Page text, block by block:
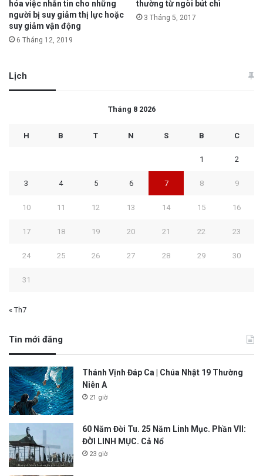
hóa việc nhắn tin cho những
người bị suy giảm thị lực hoặc
suy giảm vận động
6 Tháng 12, 2019
thường từ ngòi bút chì
3 Tháng 5, 2017
Lịch
Tháng 8 2026
H B T N S B C
1 2
3 4 5 6 7 8 9
10 11 12 13 14 15 16
17 18 19 20 21 22 23
24 25 26 27 28 29 30
31
« Th7
Tin mới đăng
Thánh Vịnh Đáp Ca | Chúa Nhật 19 Thường
Niên A
21 giờ
60 Năm Đời Tu. 25 Năm Linh Mục. Phần VII:
ĐỜI LINH MỤC. Cả Nổ
23 giờ